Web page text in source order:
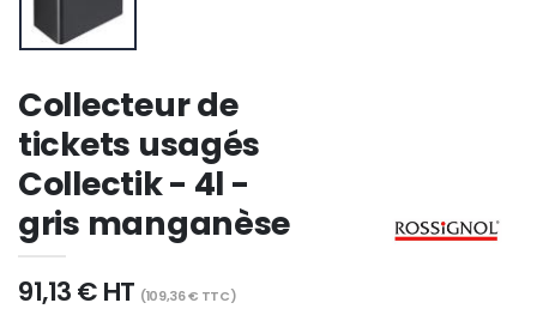
Collecteur de
tickets usagés
Collectik - 4l -
gris manganèse
91,13 € HT (109,36 € TTC)